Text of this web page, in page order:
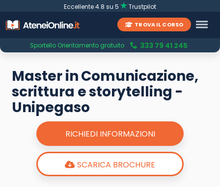
Eccellente 4.8 su 5 Trustpilot
TROVA IL CORSO
Sportello Orientamento gratuito 333 79 41 245
Master in Comunicazione,
scrittura e storytelling -
Unipegaso
RICHIEDI INFORMAZIONI
SCARICA BROCHURE